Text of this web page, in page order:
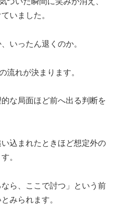
いました。
いったん退くのか。
流れが決まります。
な局面ほど前へ出る判断を
込まれたときほど想定外の
。
ら、ここで討つ」という前
みられます。